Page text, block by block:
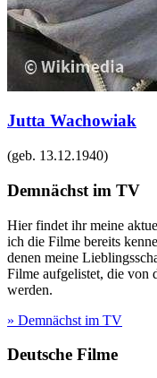
Jutta Wachowiak
(geb. 13.12.1940)
Demnächst im TV
Hier findet ihr meine
ich die Filme bereits
denen meine
Filme aufgelistet, die von
werden.
» Demnächst im TV
Deutsche Filme